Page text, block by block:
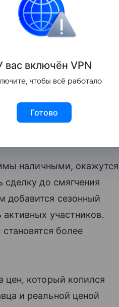
наличными, окажутся
до смягчения
добавится сезонный
участников.
более
цен, который копился
и реальной ценой
вас включён VPN
чтобы всё работало
Готово